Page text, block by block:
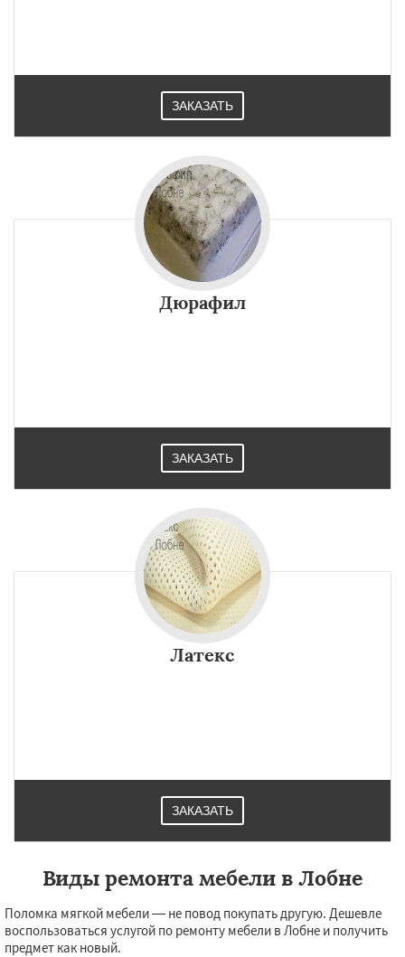
ЗАКАЗАТЬ
Дюрафил
ЗАКАЗАТЬ
Латекс
ЗАКАЗАТЬ
Виды ремонта мебели в Лобне
Поломка мягкой мебели — не повод покупать другую. Дешевле
воспользоваться услугой по ремонту мебели в Лобне и получить
предмет как новый.